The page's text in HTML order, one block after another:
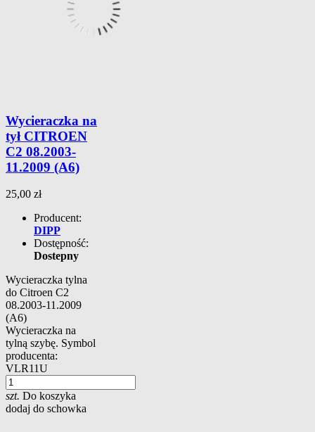
Wycieraczka na
tył CITROEN
C2 08.2003-
11.2009 (A6)
25,00 zł
Producent:
DIPP
Dostępność:
Dostepny
Wycieraczka tylna
do Citroen C2
08.2003-11.2009
(A6)
Wycieraczka na
tylną szybę. Symbol
producenta:
VLR11U
szt. Do koszyka
dodaj do schowka